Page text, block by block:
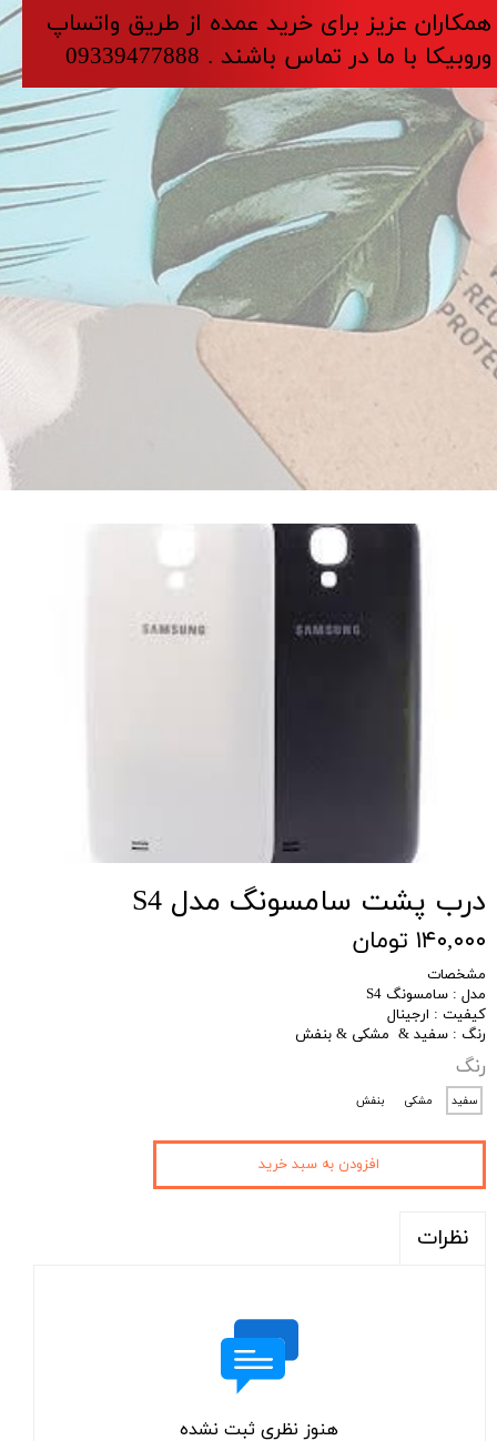
​​​همکاران عزیز برای خرید عمده از طریق واتساپ
وروبیکا با ما در تماس باشند . 09339477888
درب پشت سامسونگ مدل S4
۱۴۰,۰۰۰ تومان
مشخصات
مدل : سامسونگ S4
کیفیت : ارجینال
رنگ : سفید & مشکی & بنفش
رنگ
سفید مشکی بنفش
افزودن به سبد خرید
نظرات
هنوز نظری ثبت نشده